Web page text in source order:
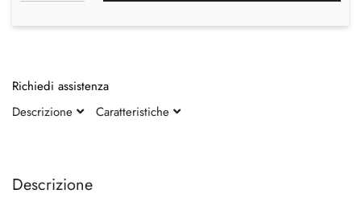
fine
della
Descrizione
Richiedi assistenza
Descrizione
Caratteristiche